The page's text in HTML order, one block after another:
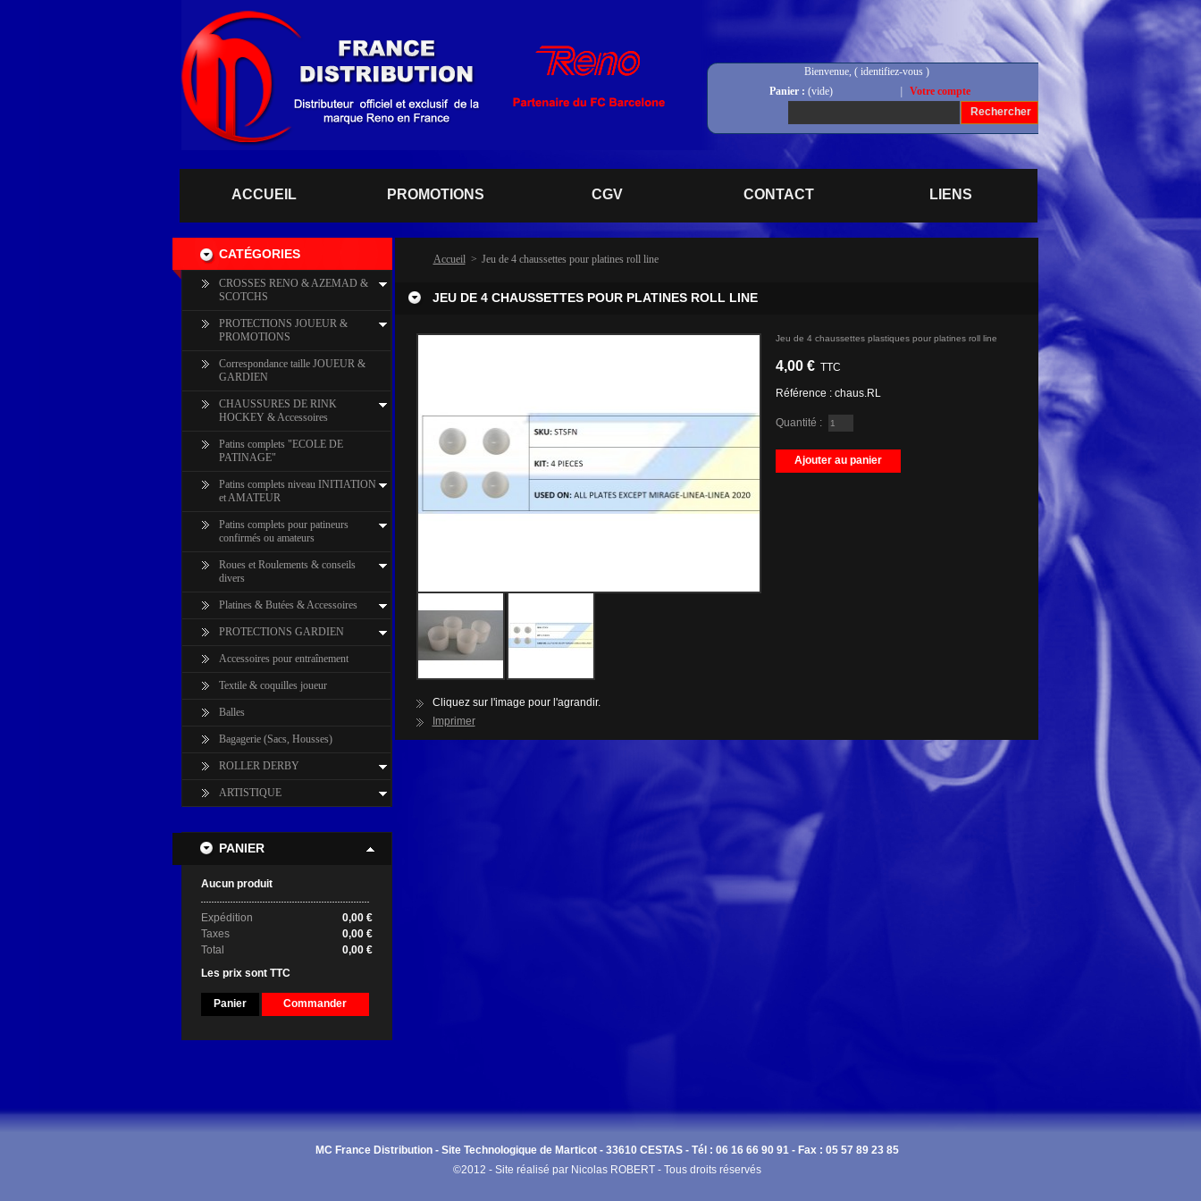
Rechercher
Bienvenue, ( identifiez-vous )
Panier : (vide) Votre compte
ACCUEIL PROMOTIONS CGV CONTACT LIENS
CATÉGORIES
CROSSES RENO & AZEMAD &
SCOTCHS
PROTECTIONS JOUEUR &
PROMOTIONS
Correspondance taille JOUEUR &
GARDIEN
CHAUSSURES DE RINK
HOCKEY & Accessoires
Patins complets "ECOLE DE
PATINAGE"
Patins complets niveau INITIATION
et AMATEUR
Patins complets pour patineurs
confirmés ou amateurs
Roues et Roulements & conseils
divers
Platines & Butées & Accessoires
PROTECTIONS GARDIEN
Accessoires pour entraînement
Textile & coquilles joueur
Balles
Bagagerie (Sacs, Housses)
ROLLER DERBY
ARTISTIQUE
PANIER
Aucun produit
Expédition
0,00 €
Taxes
0,00 €
Total
0,00 €
Les prix sont TTC
Panier Commander
Accueil > Jeu de 4 chaussettes pour platines roll line
JEU DE 4 CHAUSSETTES POUR PLATINES ROLL LINE
Cliquez sur l'image pour l'agrandir.
Imprimer
Jeu de 4 chaussettes plastiques pour platines roll line
4,00 € TTC
Référence : chaus.RL
Quantité :
Ajouter au panier
MC France Distribution - Site Technologique de Marticot - 33610 CESTAS - Tél : 06 16 66 90 91 - Fax : 05 57 89 23 85
©2012 - Site réalisé par Nicolas ROBERT - Tous droits réservés